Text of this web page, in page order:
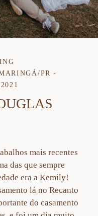
PR
mais recentes
das que sempre
era a Kemily!
lá no Recanto
do casamento